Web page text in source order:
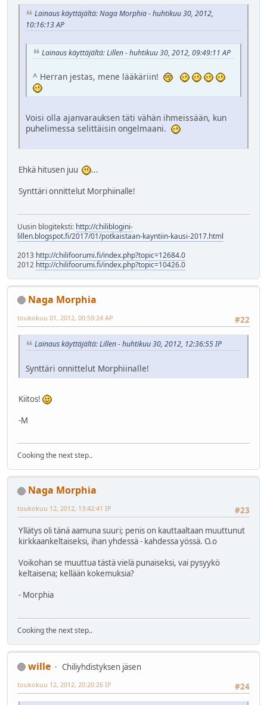
Lainaus käyttäjältä: Naga Morphia - huhtikuu 30, 2012,
10:16:13 AP
Lainaus käyttäjältä: Lillen - huhtikuu 30, 2012, 09:49:11 AP
^ Herran jestas, mene lääkäriin!
Voisi olla ajanvarauksen täti vähän ihmeissään, kun
puhelimessa selittäisin ongelmaani.
Ehkä hitusen juu
...
Synttäri onnittelut Morphiinalle!
Uusin blogiteksti: http://chiliblogini-
lillen.blogspot.fi/2017/01/potkaistaan-kayntiin-kausi-2017.html
2013 http://chilifoorumi.fi/index.php?topic=12684.0
2012 http://chilifoorumi.fi/index.php?topic=10426.0
Naga Morphia
#22
toukokuu 01, 2012, 00:59:24 AP
Lainaus käyttäjältä: Lillen - huhtikuu 30, 2012, 12:36:55 IP
Synttäri onnittelut Morphiinalle!
Kiitos!
-M
Cooking the next step..
Naga Morphia
#23
toukokuu 12, 2012, 13:42:41 IP
Yllätys oli tänä aamuna suuri; penis on kauttaaltaan muuttunut
kirkkaankeltaiseksi, ihan yhdessä - kahdessa yössä. O.o
Voikohan se muuttua tästä vielä punaiseksi, vai pysyykö
keltaisena; kellään kokemuksia?
- Morphia
Cooking the next step..
wille
Chiliyhdistyksen jäsen
#24
toukokuu 12, 2012, 20:20:26 IP